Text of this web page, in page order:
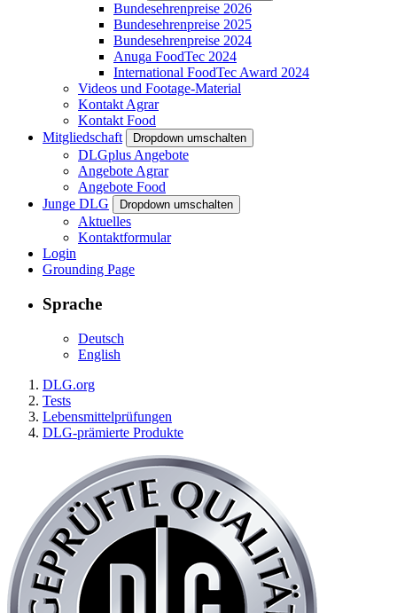
Bundesehrenpreise 2026
Bundesehrenpreise 2025
Bundesehrenpreise 2024
Anuga FoodTec 2024
International FoodTec Award 2024
Videos und Footage-Material
Kontakt Agrar
Kontakt Food
Mitgliedschaft
Dropdown umschalten
DLGplus Angebote
Angebote Agrar
Angebote Food
Junge DLG
Dropdown umschalten
Aktuelles
Kontaktformular
Login
Grounding Page
Sprache
Deutsch
English
DLG.org
Tests
Lebensmittelprüfungen
DLG-prämierte Produkte